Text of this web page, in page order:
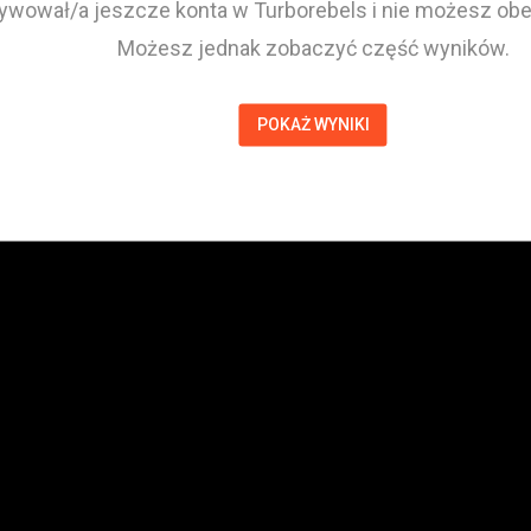
a jeszcze konta w Turborebels i nie możesz
Możesz jednak zobaczyć część wyników.
POKAŻ WYNIKI
Denis Chadrysiak